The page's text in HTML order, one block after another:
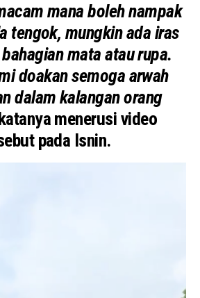
mana boleh nampak
tengok, mungkin ada iras
mata atau rupa.
doakan semoga arwah
dalam kalangan orang
menerusi video
pada Isnin.